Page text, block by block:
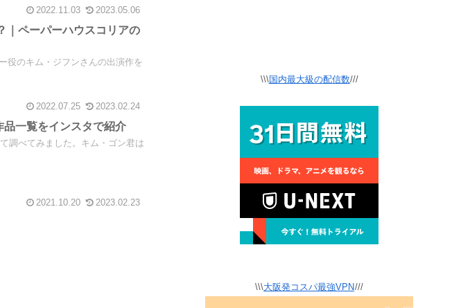
2022.11.03 2023.05.06
｜ペーパーハウスコリアの
役のキム・ジフンさんの出演作を
2022.07.25 2023.02.24
一覧をインスタで紹介
調べてみました。キム・ゴン君は
2021.10.20 2023.02.23
\\\国内最大級の配信数///
\\\大阪発コスパ最強VPN///